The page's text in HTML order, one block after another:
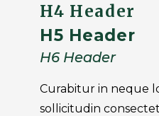
H4 Header
H5 Header
H6 Header
Curabitur in neque
sollicitudin